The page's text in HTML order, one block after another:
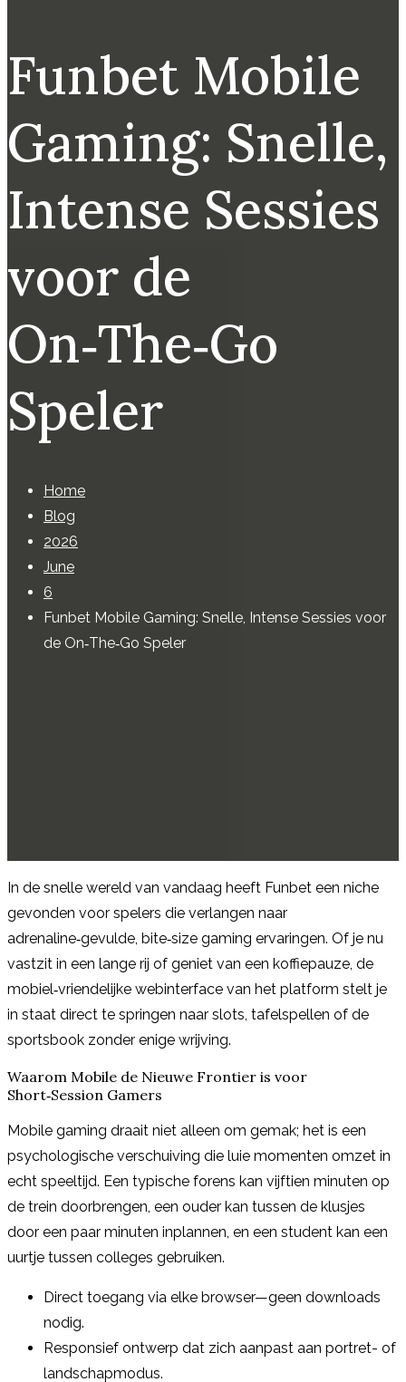
Funbet Mobile
Gaming: Snelle,
Intense Sessies
voor de
On‑The‑Go
Speler
Home
Blog
2026
June
6
Funbet Mobile Gaming: Snelle, Intense Sessies voor
de On‑The‑Go Speler
In de snelle wereld van vandaag heeft Funbet een niche
gevonden voor spelers die verlangen naar
adrenaline‑gevulde, bite‑size gaming ervaringen. Of je nu
vastzit in een lange rij of geniet van een koffiepauze, de
mobiel‑vriendelijke webinterface van het platform stelt je
in staat direct te springen naar slots, tafelspellen of de
sportsbook zonder enige wrijving.
Waarom Mobile de Nieuwe Frontier is voor
Short‑Session Gamers
Mobile gaming draait niet alleen om gemak; het is een
psychologische verschuiving die luie momenten omzet in
echt speeltijd. Een typische forens kan vijftien minuten op
de trein doorbrengen, een ouder kan tussen de klusjes
door een paar minuten inplannen, en een student kan een
uurtje tussen colleges gebruiken.
Direct toegang via elke browser—geen downloads
nodig.
Responsief ontwerp dat zich aanpast aan portret- of
landschapmodus.